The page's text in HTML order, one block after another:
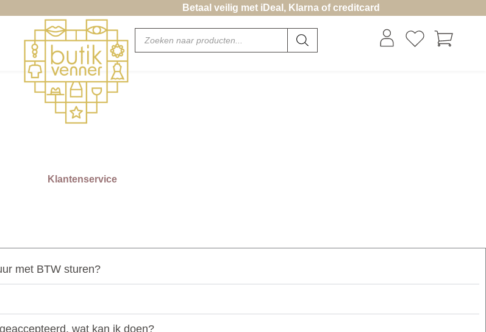
Betaal veilig met iDeal, Klarna of creditcard
Producten
zoeken
Klantenservice
met BTW sturen?
wat kan ik doen?